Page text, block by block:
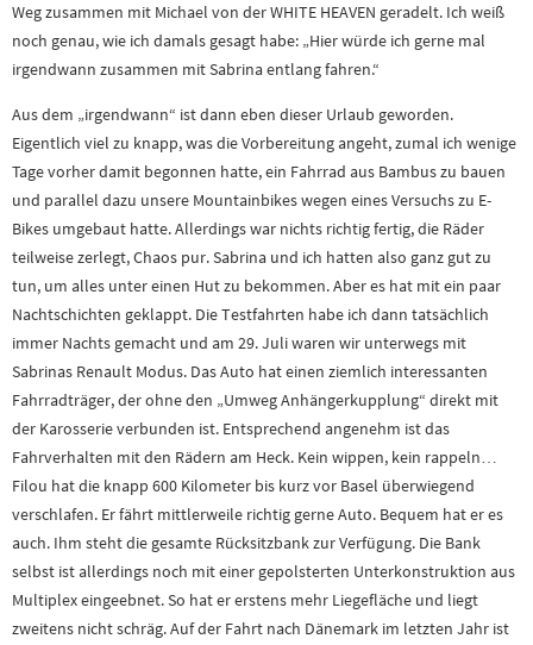
Weg zusammen mit Michael von der WHITE HEAVEN geradelt. Ich weiß
noch genau, wie ich damals gesagt habe: „Hier würde ich gerne mal
irgendwann zusammen mit Sabrina entlang fahren.“
Aus dem „irgendwann“ ist dann eben dieser Urlaub geworden.
Eigentlich viel zu knapp, was die Vorbereitung angeht, zumal ich wenige
Tage vorher damit begonnen hatte, ein Fahrrad aus Bambus zu bauen
und parallel dazu unsere Mountainbikes wegen eines Versuchs zu E-
Bikes umgebaut hatte. Allerdings war nichts richtig fertig, die Räder
teilweise zerlegt, Chaos pur. Sabrina und ich hatten also ganz gut zu
tun, um alles unter einen Hut zu bekommen. Aber es hat mit ein paar
Nachtschichten geklappt. Die Testfahrten habe ich dann tatsächlich
immer Nachts gemacht und am 29. Juli waren wir unterwegs mit
Sabrinas Renault Modus. Das Auto hat einen ziemlich interessanten
Fahrradträger, der ohne den „Umweg Anhängerkupplung“ direkt mit
der Karosserie verbunden ist. Entsprechend angenehm ist das
Fahrverhalten mit den Rädern am Heck. Kein wippen, kein rappeln…
Filou hat die knapp 600 Kilometer bis kurz vor Basel überwiegend
verschlafen. Er fährt mittlerweile richtig gerne Auto. Bequem hat er es
auch. Ihm steht die gesamte Rücksitzbank zur Verfügung. Die Bank
selbst ist allerdings noch mit einer gepolsterten Unterkonstruktion aus
Multiplex eingeebnet. So hat er erstens mehr Liegefläche und liegt
zweitens nicht schräg. Auf der Fahrt nach Dänemark im letzten Jahr ist